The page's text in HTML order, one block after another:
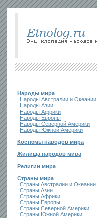
Народы мира
Народы Австралии и Океании
Народы Азии
Народы Африки
Народы Европы
Народы Северной Америки
Народы Южной Америки
Костюмы народов мира
Жилища народов мира
Религии мира
Страны мира
Страны Австралии и Океании
Страны Азии
Страны Африки
Страны Европы
Страны Северной Америки
Страны Южной Америки